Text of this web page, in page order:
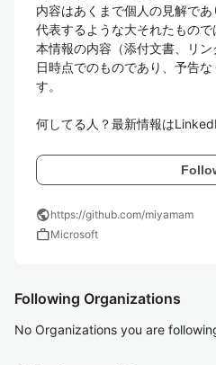
内容はあくまで個人の見解で
代表するような大それたもので
本情報の内容（添付文書、リ
日時点でのものであり、予告
す。
何してる人？最新情報は
publichttps://github.com/miyamam
workMicrosoft
Following Organizations
No Organizations you are